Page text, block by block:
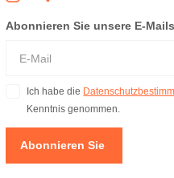
Abonnieren Sie unsere E-Mails
Ich habe die
Kenntnis genommen.
Abonnieren Sie